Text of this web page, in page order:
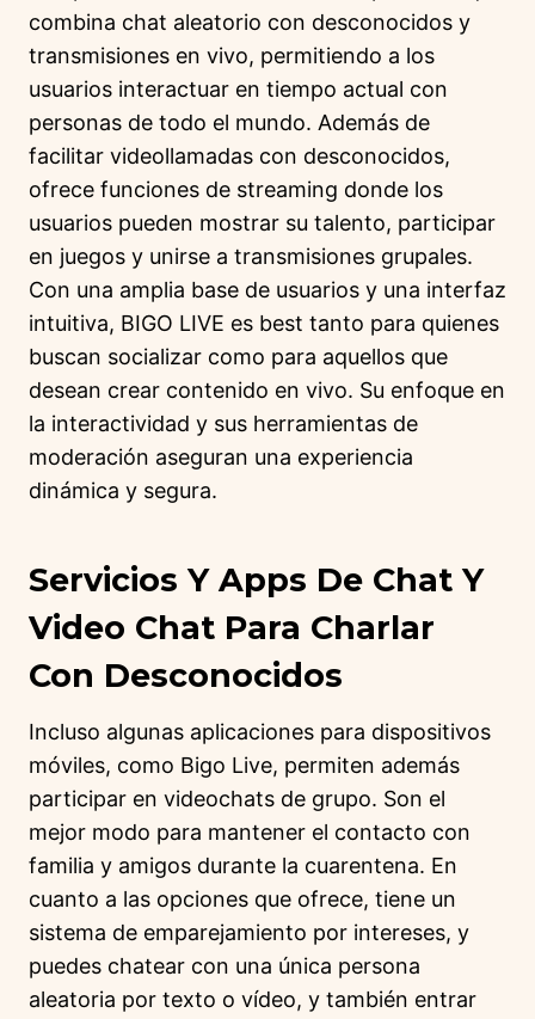
combina chat aleatorio con desconocidos y
transmisiones en vivo, permitiendo a los
usuarios interactuar en tiempo actual con
personas de todo el mundo. Además de
facilitar videollamadas con desconocidos,
ofrece funciones de streaming donde los
usuarios pueden mostrar su talento, participar
en juegos y unirse a transmisiones grupales.
Con una amplia base de usuarios y una interfaz
intuitiva, BIGO LIVE es best tanto para quienes
buscan socializar como para aquellos que
desean crear contenido en vivo. Su enfoque en
la interactividad y sus herramientas de
moderación aseguran una experiencia
dinámica y segura.
Servicios Y Apps De Chat Y
Video Chat Para Charlar
Con Desconocidos
Incluso algunas aplicaciones para dispositivos
móviles, como Bigo Live, permiten además
participar en videochats de grupo. Son el
mejor modo para mantener el contacto con
familia y amigos durante la cuarentena. En
cuanto a las opciones que ofrece, tiene un
sistema de emparejamiento por intereses, y
puedes chatear con una única persona
aleatoria por texto o vídeo, y también entrar